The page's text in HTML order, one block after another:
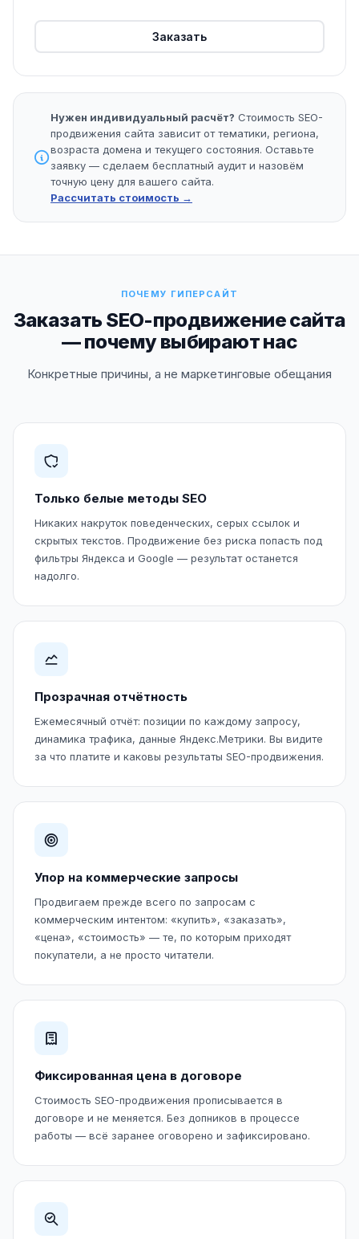
Заказать
Нужен индивидуальный расчёт? Стоимость SEO-
продвижения сайта зависит от тематики, региона,
возраста домена и текущего состояния. Оставьте
заявку — сделаем бесплатный аудит и назовём
точную цену для вашего сайта.
Рассчитать стоимость →
ПОЧЕМУ ГИПЕРСАЙТ
Заказать SEO-продвижение сайта
— почему выбирают нас
Конкретные причины, а не маркетинговые обещания
Только белые методы SEO
Никаких накруток поведенческих, серых ссылок и
скрытых текстов. Продвижение без риска попасть под
фильтры Яндекса и Google — результат останется
надолго.
Прозрачная отчётность
Ежемесячный отчёт: позиции по каждому запросу,
динамика трафика, данные Яндекс.Метрики. Вы видите
за что платите и каковы результаты SEO-продвижения.
Упор на коммерческие запросы
Продвигаем прежде всего по запросам с
коммерческим интентом: «купить», «заказать»,
«цена», «стоимость» — те, по которым приходят
покупатели, а не просто читатели.
Фиксированная цена в договоре
Стоимость SEO-продвижения прописывается в
договоре и не меняется. Без допников в процессе
работы — всё заранее оговорено и зафиксировано.